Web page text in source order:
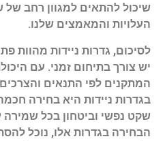
שיכול להתאים למגוון רחב
העלויות והמאמצים שלנו.
לסיכום, גדרות ניידות מהוות
יש צורך בתיחום זמני. עם
המתקנים לפי התנאים
בגדרות ניידות היא בחירה
שקט נפשי וביטחון בכל
הבחירה בגדרות אלו, נוכל